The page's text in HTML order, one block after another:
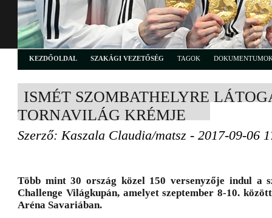
KEZDŐOLDAL SZAKÁGI VEZETŐSÉG TAGOK
ISMÉT SZOMBATHELYRE
TORNAVILÁG KRÉMJE
Szerző: Kaszala Claudia/matsz - 2017-09-06
Több mint 30 ország közel 150 versenyzője indul a
Challenge Világkupán, amelyet szeptember 8-10.
Aréna Savariában.